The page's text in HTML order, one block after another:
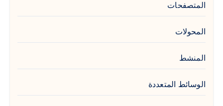
المتصفحات
المحولات
المنشط
الوسائط المتعددة